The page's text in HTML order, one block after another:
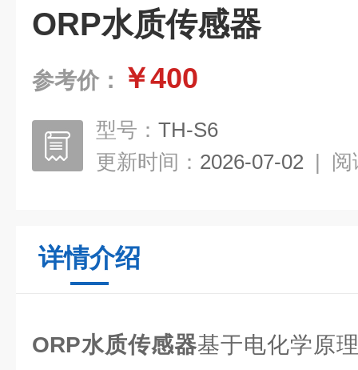
ORP水质传感器
参考价： ￥400
型号： TH-S6
更新时间： 2026-07-02 | 阅
详情介绍
ORP水质传感器基于电化学原